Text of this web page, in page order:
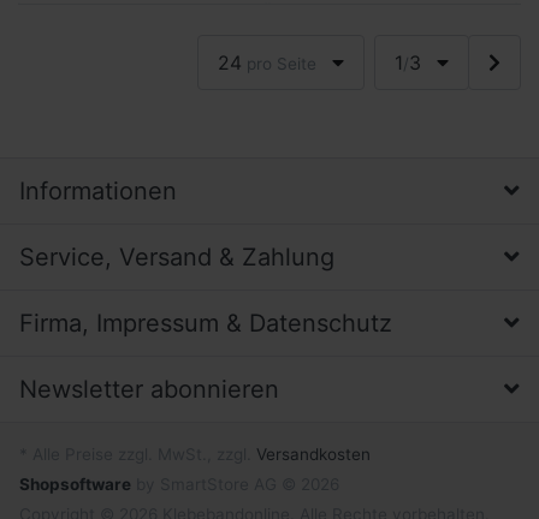
24 pro Seite 1/3
Informationen
Service, Versand & Zahlung
Firma, Impressum & Datenschutz
Newsletter abonnieren
Versandkosten
Shopsoftware